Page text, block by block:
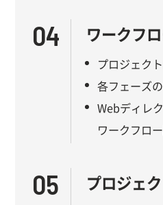
04 ワークフ
プロジェク
各フェーズ
Webディレ
ワークフロ
05 プロジェ